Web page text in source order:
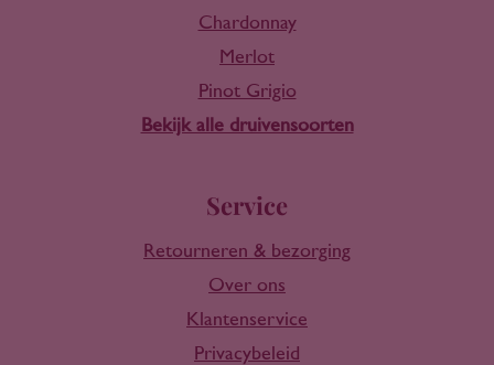
Chardonnay
Merlot
Pinot Grigio
Bekijk alle druivensoorten
Service
Retourneren & bezorging
Over ons
Klantenservice
Privacybeleid